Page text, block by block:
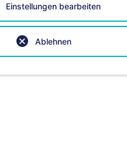
Einstellungen bearbeiten
Ablehnen